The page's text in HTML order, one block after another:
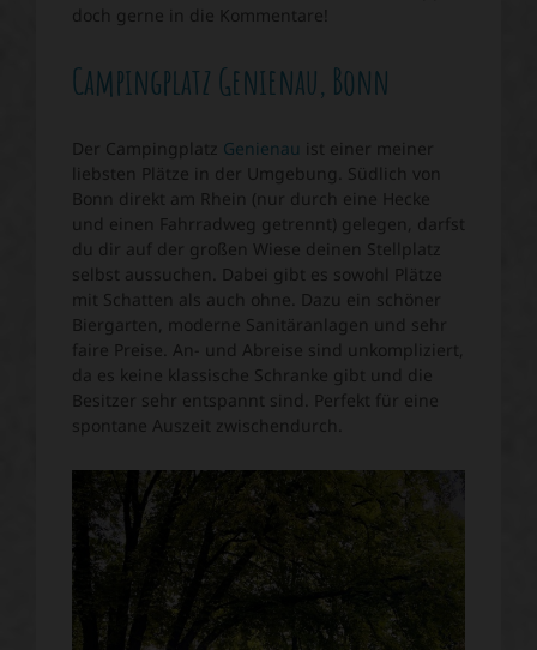
doch gerne in die Kommentare!
Campingplatz Genienau, Bonn
Der Campingplatz Genienau ist einer meiner
liebsten Plätze in der Umgebung. Südlich von
Bonn direkt am Rhein (nur durch eine Hecke
und einen Fahrradweg getrennt) gelegen, darfst
du dir auf der großen Wiese deinen Stellplatz
selbst aussuchen. Dabei gibt es sowohl Plätze
mit Schatten als auch ohne. Dazu ein schöner
Biergarten, moderne Sanitäranlagen und sehr
faire Preise. An- und Abreise sind unkompliziert,
da es keine klassische Schranke gibt und die
Besitzer sehr entspannt sind. Perfekt für eine
spontane Auszeit zwischendurch.